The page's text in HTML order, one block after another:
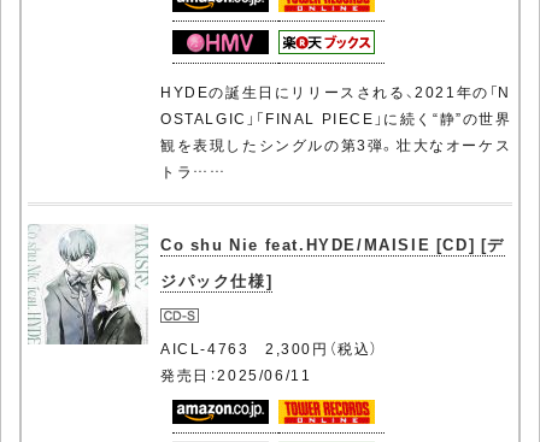
HYDEの誕生日にリリースされる、2021年の「N
OSTALGIC」「FINAL PIECE」に続く“静”の世界
観を表現したシングルの第3弾。壮大なオーケス
トラ……
Co shu Nie feat.HYDE/MAISIE [CD] [デ
ジパック仕様]
AICL-4763 2,300円（税込）
発売日：2025/06/11